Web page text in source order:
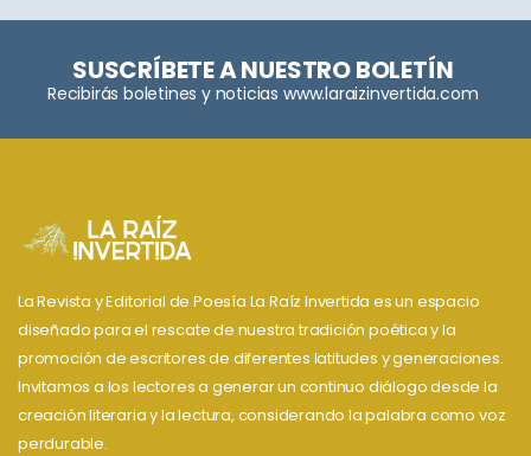
SUSCRÍBETE A NUESTRO BOLETÍN
Recibirás boletines y noticias www.laraizinvertida.com
La Revista y Editorial de Poesía La Raíz Invertida es un espacio
diseñado para el rescate de nuestra tradición poética y la
promoción de escritores de diferentes latitudes y generaciones.
Invitamos a los lectores a generar un continuo diálogo desde la
creación literaria y la lectura, considerando la palabra como voz
perdurable.